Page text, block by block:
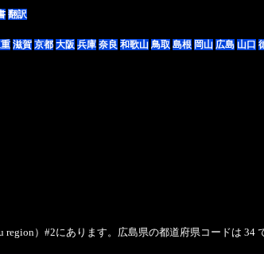
翻訳
滋賀 京都 大阪 兵庫 奈良 和歌山 鳥取 島根 岡山 広島 山口
）#2にあります。広島県の都道府県コードは 34